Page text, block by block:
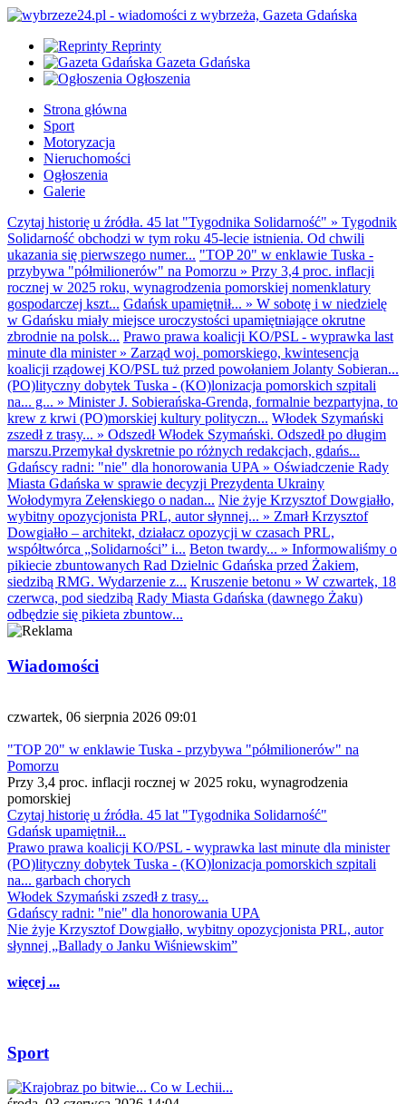
Reprinty
Gazeta Gdańska
Ogłoszenia
Strona główna
Sport
Motoryzacja
Nieruchomości
Ogłoszenia
Galerie
Czytaj historię u źródła. 45 lat "Tygodnika Solidarność" » Tygodnik
Solidarność obchodzi w tym roku 45-lecie istnienia. Od chwili
ukazania się pierwszego numer... "TOP 20" w enklawie Tuska -
przybywa "półmilionerów" na Pomorzu » Przy 3,4 proc. inflacji
rocznej w 2025 roku, wynagrodzenia pomorskiej nomenklatury
gospodarczej kszt... Gdańsk upamiętnił... » W sobotę i w niedzielę
w Gdańsku miały miejsce uroczystości upamiętniające okrutne
zbrodnie na polsk... Prawo prawa koalicji KO/PSL - wyprawka last
minute dla minister» Zarząd woj. pomorskiego, kwintesencja
koalicji rządowej KO/PSL tuż przed powołaniem Jolanty Sobieran...
(PO)lityczny dobytek Tuska - (KO)lonizacja pomorskich szpitali
na... g... » Minister J. Sobierańska-Grenda, formalnie bezpartyjna, to
krew z krwi (PO)morskiej kultury polityczn... Włodek Szymański
zszedł z trasy... » Odszedł Włodek Szymański. Odszedł po długim
marszu.Przemykał dyskretnie po różnych redakcjach, gdańs...
Gdańscy radni: "nie" dla honorowania UPA » Oświadczenie Rady
Miasta Gdańska w sprawie decyzji Prezydenta Ukrainy
Wołodymyra Zełenskiego o nadan... Nie żyje Krzysztof Dowgiałło,
wybitny opozycjonista PRL, autor słynnej... » Zmarł Krzysztof
Dowgiałło – architekt, działacz opozycji w czasach PRL,
współtwórca „Solidarności” i... Beton twardy... » Informowaliśmy o
pikiecie zbuntowanych Rad Dzielnic Gdańska przed Żakiem,
siedzibą RMG. Wydarzenie z... Kruszenie betonu » W czwartek, 18
czerwca, pod siedzibą Rady Miasta Gdańska (dawnego Żaku)
odbędzie się pikieta zbuntow...
Wiadomości
czwartek, 06 sierpnia 2026 09:01
"TOP 20" w enklawie Tuska - przybywa "półmilionerów" na
Pomorzu
Przy 3,4 proc. inflacji rocznej w 2025 roku, wynagrodzenia
pomorskiej
Czytaj historię u źródła. 45 lat "Tygodnika Solidarność"
Gdańsk upamiętnił...
Prawo prawa koalicji KO/PSL - wyprawka last minute dla minister
(PO)lityczny dobytek Tuska - (KO)lonizacja pomorskich szpitali
na... garbach chorych
Włodek Szymański zszedł z trasy...
Gdańscy radni: "nie" dla honorowania UPA
Nie żyje Krzysztof Dowgiałło, wybitny opozycjonista PRL, autor
słynnej „Ballady o Janku Wiśniewskim”
więcej ...
Sport